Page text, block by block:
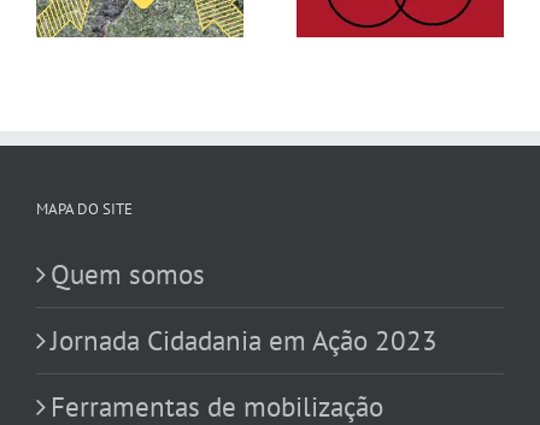
MAPA DO SITE
Quem somos
Jornada Cidadania em Ação 2023
Ferramentas de mobilização